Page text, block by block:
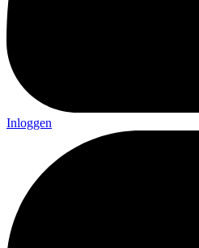
Inloggen